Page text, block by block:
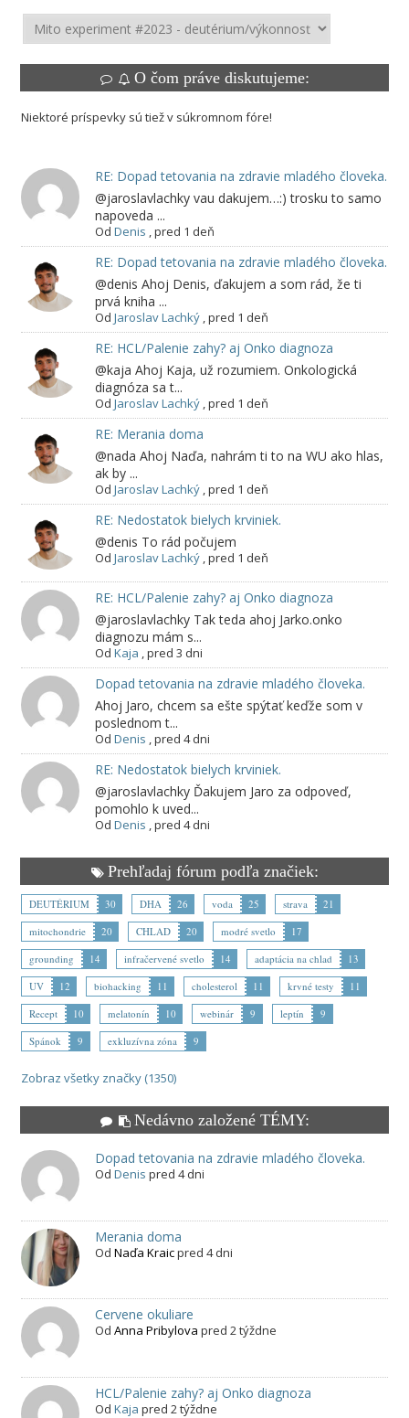
O čom práve diskutujeme:
Niektoré príspevky sú tiež v súkromnom fóre!
RE: Dopad tetovania na zdravie mladého človeka.
@jaroslavlachky vau dakujem…:) trosku to samo
napoveda ...
Od Denis ,pred 1 deň
RE: Dopad tetovania na zdravie mladého človeka.
@denis Ahoj Denis, ďakujem a som rád, že ti
prvá kniha ...
Od Jaroslav Lachký,pred 1 deň
RE: HCL/Palenie zahy? aj Onko diagnoza
@kaja Ahoj Kaja, už rozumiem. Onkologická
diagnóza sa t...
Od Jaroslav Lachký,pred 1 deň
RE: Merania doma
@nada Ahoj Naďa, nahrám ti to na WU ako hlas,
ak by ...
Od Jaroslav Lachký,pred 1 deň
RE: Nedostatok bielych krviniek.
@denis To rád počujem
Od Jaroslav Lachký,pred 1 deň
RE: HCL/Palenie zahy? aj Onko diagnoza
@jaroslavlachky Tak teda ahoj Jarko.onko
diagnozu mám s...
Od Kaja ,pred 3 dni
Dopad tetovania na zdravie mladého človeka.
Ahoj Jaro, chcem sa ešte spýtať keďže som v
poslednom t...
Od Denis ,pred 4 dni
RE: Nedostatok bielych krviniek.
@jaroslavlachky Ďakujem Jaro za odpoveď,
pomohlo k uved...
Od Denis ,pred 4 dni
Prehľadaj fórum podľa značiek:
DEUTÉRIUM 30 DHA 26 voda 25 strava
21
mitochondrie
20 CHLAD 20 modré svetlo
17
grounding
14 infračervené svetlo 14 adaptácia na chlad
13
UV
12 biohacking 11 cholesterol 11 krvné testy
11
Recept
10 melatonín 10 webinár 9 leptín
9
Spánok
9 exkluzívna zóna 9
Zobraz všetky značky (1350)
Nedávno založené TÉMY:
Dopad tetovania na zdravie mladého človeka.
Od Denis pred 4 dni
Merania doma
Od Naďa Kraicpred 4 dni
Cervene okuliare
Od Anna Pribylova pred 2 týždne
HCL/Palenie zahy? aj Onko diagnoza
Od Kaja pred 2 týždne